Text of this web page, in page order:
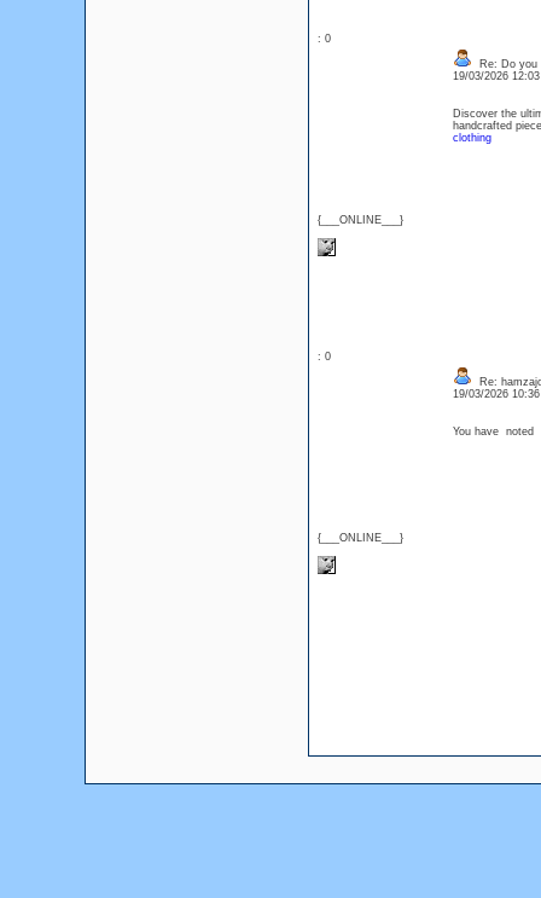
: 0
{___ONLINE___}
Re: Do you
19/03/2026
Discover the
handcrafted
clothing
: 0
{___ONLINE___}
Re:
19/03/2026
You have